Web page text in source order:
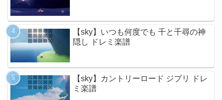
【sky】いつも何度でも 千と千尋の神
隠し ドレミ楽譜
【sky】カントリーロード ジブリ ドレ
ミ楽譜